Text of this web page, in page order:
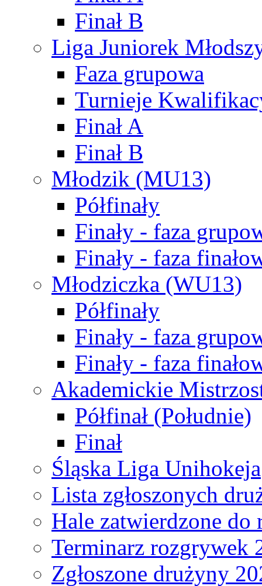
Finał B
Liga Juniorek
Faza grupowa
Turnieje
Finał A
Finał B
Młodzik (MU13)
Półfinały
Finały - faza
Finały - faza
Młodziczka (WU13)
Półfinały
Finały - faza
Finały - faza
Akademickie
Półfinał (Południe)
Finał
Śląska Liga Unihokeja
Lista zgłoszonych
Hale zatwierdzone do
Terminarz rozgrywek
Zgłoszone drużyny